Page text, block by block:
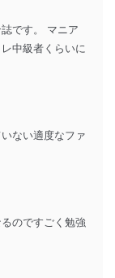
です。 マニア
中級者くらいに
ない適度なファ
のですごく勉強